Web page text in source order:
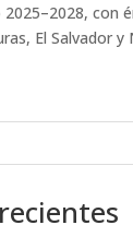
con
El Salvador y